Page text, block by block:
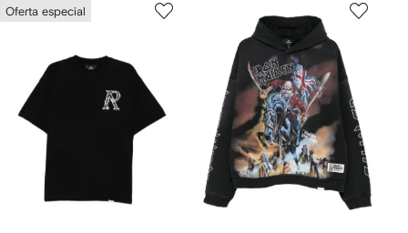
Oferta especial